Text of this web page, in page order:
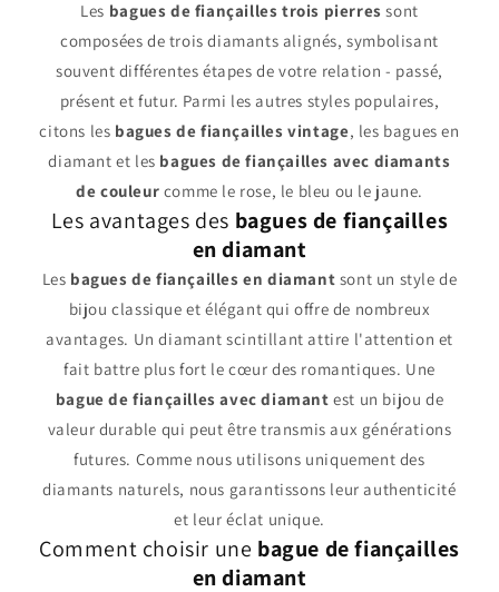
Les bagues de fiançailles trois pierres sont
composées de trois diamants alignés, symbolisant
souvent différentes étapes de votre relation - passé,
présent et futur. Parmi les autres styles populaires,
citons les bagues de fiançailles vintage, les bagues en
diamant et les bagues de fiançailles avec diamants
de couleur comme le rose, le bleu ou le jaune.
Les avantages des bagues de fiançailles
en diamant
Les bagues de fiançailles en diamant sont un style de
bijou classique et élégant qui offre de nombreux
avantages. Un diamant scintillant attire l'attention et
fait battre plus fort le cœur des romantiques. Une
bague de fiançailles avec diamant est un bijou de
valeur durable qui peut être transmis aux générations
futures. Comme nous utilisons uniquement des
diamants naturels, nous garantissons leur authenticité
et leur éclat unique.
Comment choisir une bague de fiançailles
en diamant